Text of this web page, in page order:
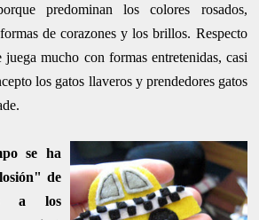
predominan los colores rosados,
de corazones y los brillos. Respecto
juega mucho con formas entretenidas, casi
los gatos llaveros y prendedores gatos
se ha
de
a los